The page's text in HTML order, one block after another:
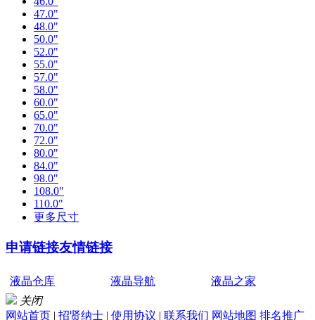
47.0"
48.0"
50.0"
52.0"
55.0"
57.0"
58.0"
60.0"
65.0"
70.0"
72.0"
80.0"
84.0"
98.0"
108.0"
110.0"
更多尺寸
申请链接友情链接
液晶仓库 液晶导航
液晶之家
关闭
网站首页 | 招贤纳士 | 使用协议 | 联系我们 网站地图 排名推广